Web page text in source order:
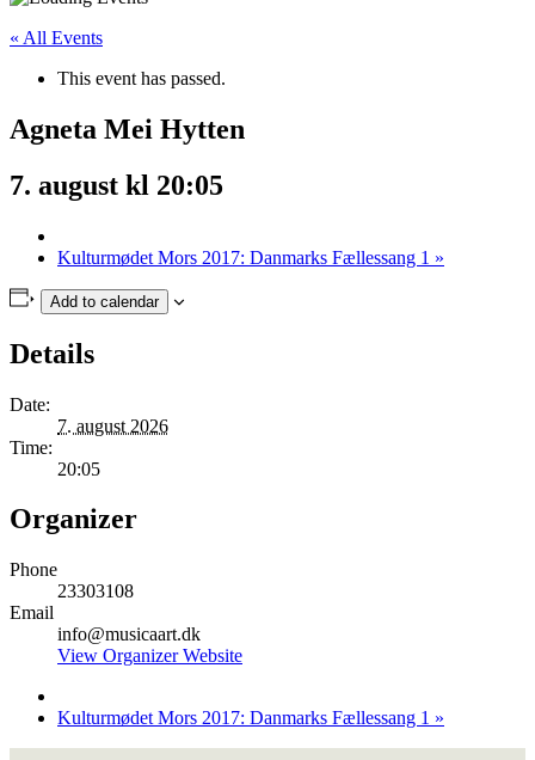
« All Events
This event has passed.
Agneta Mei Hytten
7. august kl 20:05
Kulturmødet Mors 2017: Danmarks Fællessang 1 »
Add to calendar
Details
Date:
7. august 2026
Time:
20:05
Organizer
Phone
23303108
Email
info@musicaart.dk
View Organizer Website
Kulturmødet Mors 2017: Danmarks Fællessang 1 »